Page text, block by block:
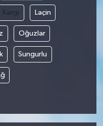
Kargı Laçin
Oğuzlar
Sungurlu